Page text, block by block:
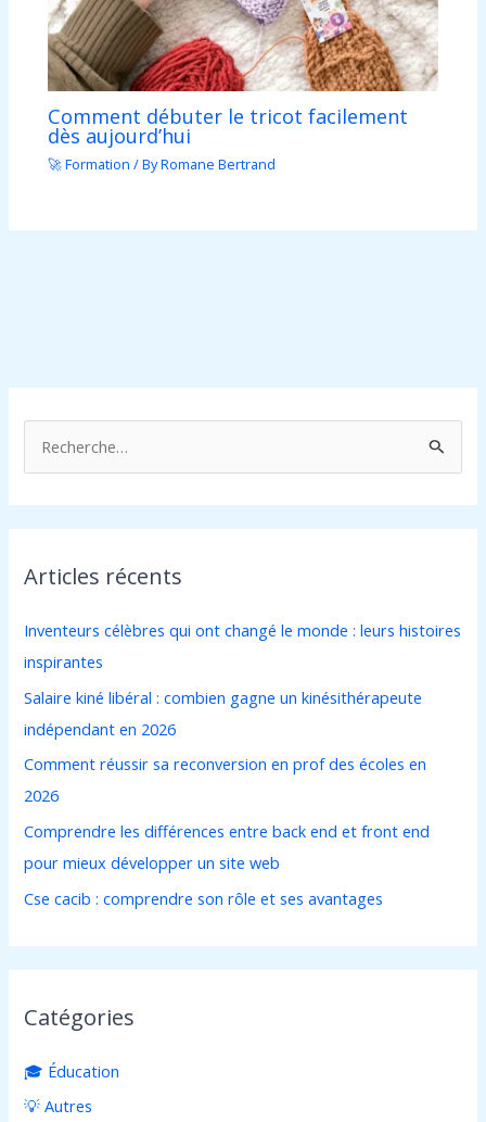
Comment débuter le tricot facilement
dès aujourd’hui
🚀 Formation / ByRomane Bertrand
e
c
e
c
h
e
r
:
Articles récents
Inventeurs célèbres qui ont changé le monde : leurs histoires
inspirantes
Salaire kiné libéral : combien gagne un kinésithérapeute
indépendant en 2026
Comment réussir sa reconversion en prof des écoles en
2026
Comprendre les différences entre back end et front end
pour mieux développer un site web
Cse cacib : comprendre son rôle et ses avantages
Catégories
🎓 Éducation
💡 Autres